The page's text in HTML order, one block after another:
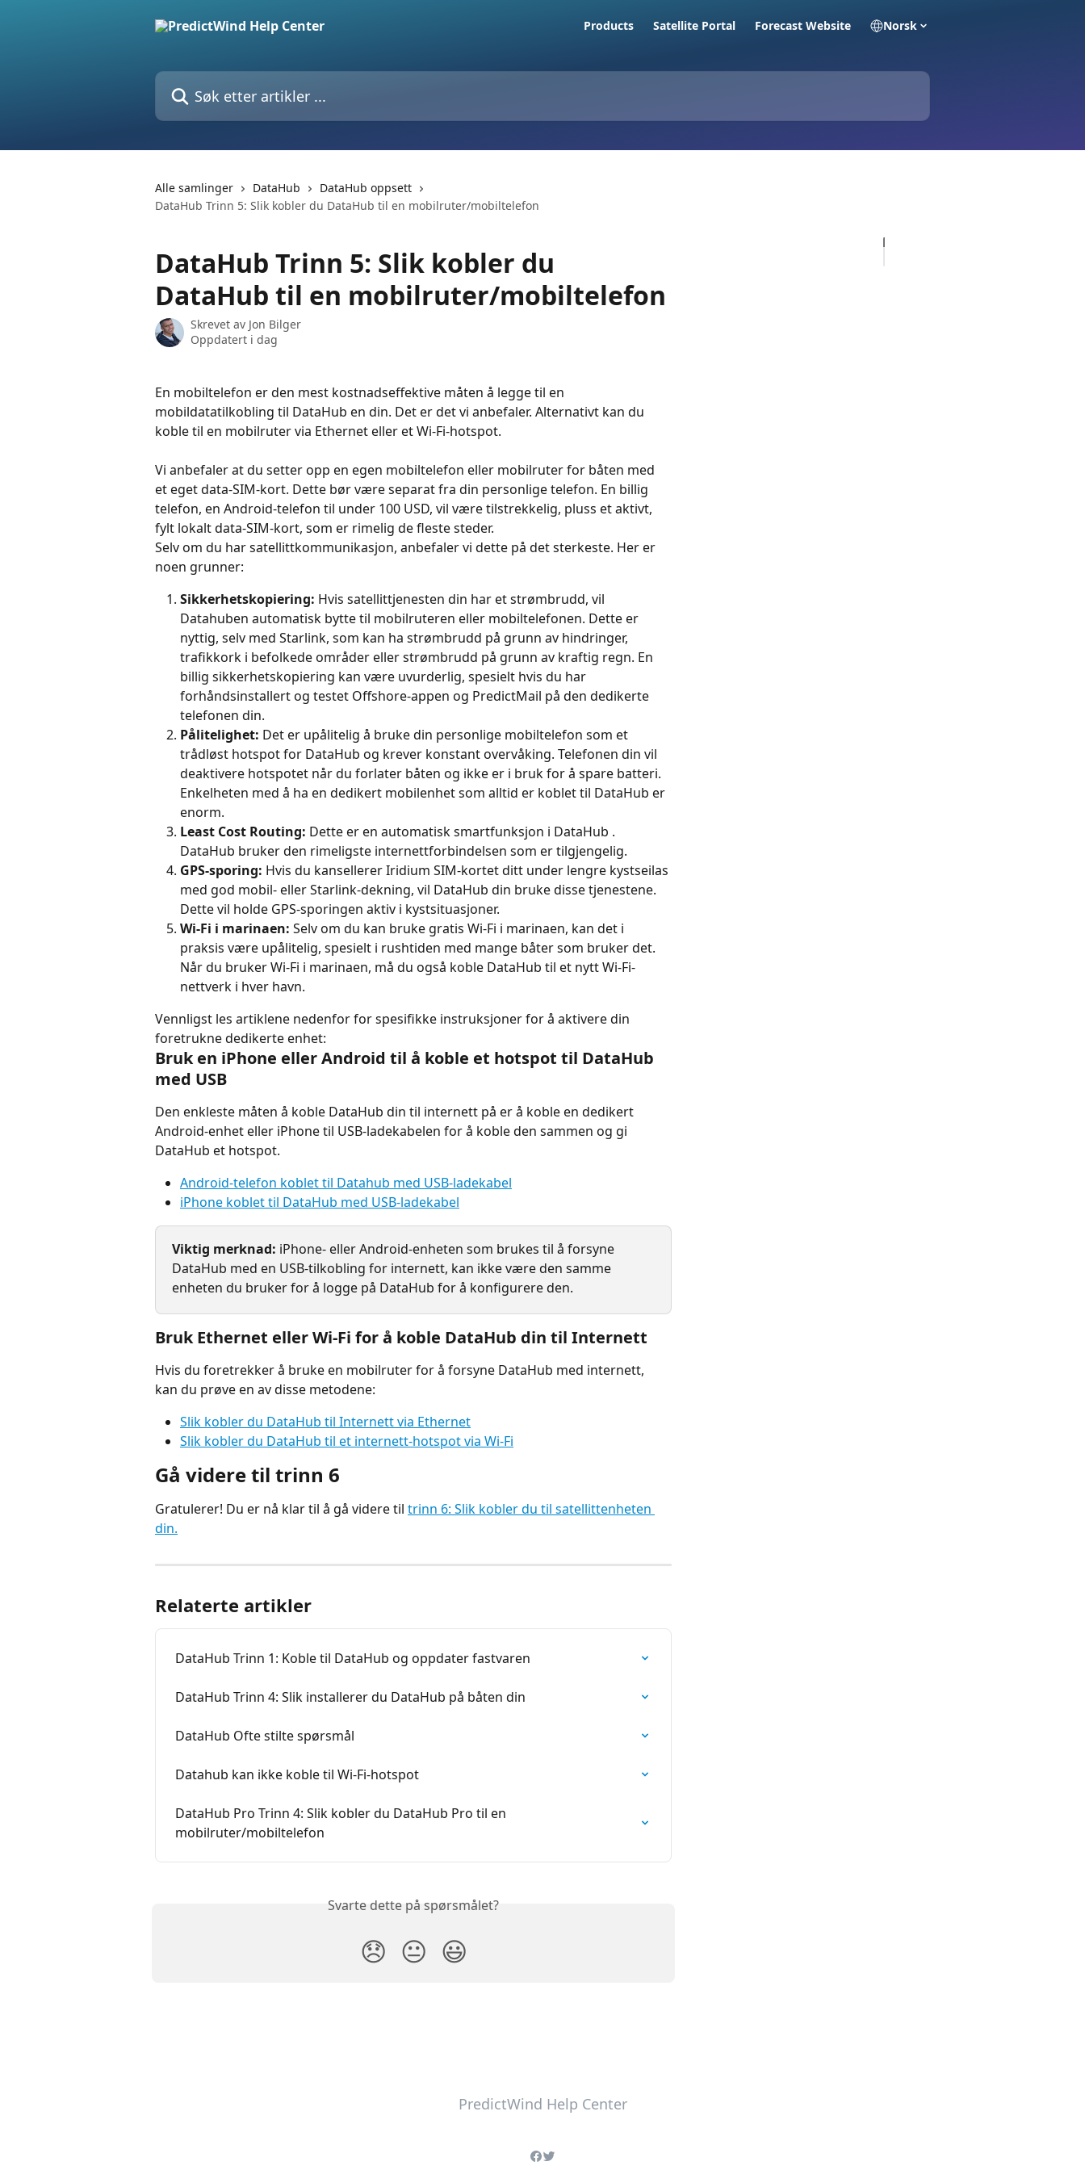
Products Satellite Portal Forecast Website Norsk
Søk etter artikler ...
Alle samlinger DataHub
DataHub oppsett
DataHub Trinn 5: Slik kobler du DataHub til en mobilruter/mobiltelefon
DataHub Trinn 5: Slik kobler du
DataHub til en mobilruter/mobiltelefon
Skrevet av Jon Bilger
Oppdatert i dag
En mobiltelefon er den mest kostnadseffektive måten å legge til en
mobildatatilkobling til DataHub en din. Det er det vi anbefaler. Alternativt kan du
koble til en mobilruter via Ethernet eller et Wi-Fi-hotspot.
Vi anbefaler at du setter opp en egen mobiltelefon eller mobilruter for båten med
et eget data-SIM-kort. Dette bør være separat fra din personlige telefon. En billig
telefon, en Android-telefon til under 100 USD, vil være tilstrekkelig, pluss et aktivt,
fylt lokalt data-SIM-kort, som er rimelig de fleste steder.
Selv om du har satellittkommunikasjon, anbefaler vi dette på det sterkeste. Her er
noen grunner:
Sikkerhetskopiering: Hvis satellittjenesten din har et strømbrudd, vil
Datahuben automatisk bytte til mobilruteren eller mobiltelefonen. Dette er
nyttig, selv med Starlink, som kan ha strømbrudd på grunn av hindringer,
trafikkork i befolkede områder eller strømbrudd på grunn av kraftig regn. En
billig sikkerhetskopiering kan være uvurderlig, spesielt hvis du har
forhåndsinstallert og testet Offshore-appen og PredictMail på den dedikerte
telefonen din.
Pålitelighet: Det er upålitelig å bruke din personlige mobiltelefon som et
trådløst hotspot for DataHub og krever konstant overvåking. Telefonen din vil
deaktivere hotspotet når du forlater båten og ikke er i bruk for å spare batteri.
Enkelheten med å ha en dedikert mobilenhet som alltid er koblet til DataHub er
enorm.
Least Cost Routing: Dette er en automatisk smartfunksjon i DataHub .
DataHub bruker den rimeligste internettforbindelsen som er tilgjengelig.
GPS-sporing: Hvis du kansellerer Iridium SIM-kortet ditt under lengre kystseilas
med god mobil- eller Starlink-dekning, vil DataHub din bruke disse tjenestene.
Dette vil holde GPS-sporingen aktiv i kystsituasjoner.
Wi-Fi i marinaen: Selv om du kan bruke gratis Wi-Fi i marinaen, kan det i
praksis være upålitelig, spesielt i rushtiden med mange båter som bruker det.
Når du bruker Wi-Fi i marinaen, må du også koble DataHub til et nytt Wi-Fi-
nettverk i hver havn.
Vennligst les artiklene nedenfor for spesifikke instruksjoner for å aktivere din
foretrukne dedikerte enhet:
Bruk en iPhone eller Android til å koble et hotspot til DataHub
med USB
Den enkleste måten å koble DataHub din til internett på er å koble en dedikert
Android-enhet eller iPhone til USB-ladekabelen for å koble den sammen og gi
DataHub et hotspot.
Android-telefon koblet til Datahub med USB-ladekabel
iPhone koblet til DataHub med USB-ladekabel
Viktig merknad: iPhone- eller Android-enheten som brukes til å forsyne
DataHub med en USB-tilkobling for internett, kan ikke være den samme
enheten du bruker for å logge på DataHub for å konfigurere den.
Bruk Ethernet eller Wi-Fi for å koble DataHub din til Internett
Hvis du foretrekker å bruke en mobilruter for å forsyne DataHub med internett,
kan du prøve en av disse metodene:
Slik kobler du DataHub til Internett via Ethernet
Slik kobler du DataHub til et internett-hotspot via Wi-Fi
Gå videre til trinn 6
Gratulerer! Du er nå klar til å gå videre til trinn 6: Slik kobler du til satellittenheten
din.
Relaterte artikler
DataHub Trinn 1: Koble til DataHub og oppdater fastvaren
DataHub Trinn 4: Slik installerer du DataHub på båten din
DataHub Ofte stilte spørsmål
Datahub kan ikke koble til Wi-Fi-hotspot
DataHub Pro Trinn 4: Slik kobler du DataHub Pro til en
mobilruter/mobiltelefon
Svarte dette på spørsmålet?
😞 😐 😃
PredictWind Help Center